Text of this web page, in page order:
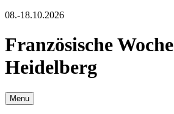
08.-18.10.2026
Französische Woche
Heidelberg
Menu